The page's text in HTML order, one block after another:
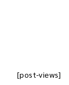
[post-views]